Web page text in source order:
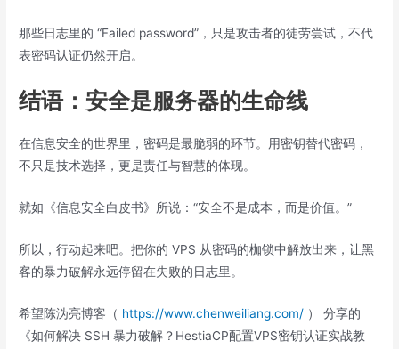
那些日志里的 “Failed password”，只是攻击者的徒劳尝试，不代
表密码认证仍然开启。
结语：安全是服务器的生命线
在信息安全的世界里，密码是最脆弱的环节。用密钥替代密码，
不只是技术选择，更是责任与智慧的体现。
就如《信息安全白皮书》所说：“安全不是成本，而是价值。”
所以，行动起来吧。把你的 VPS 从密码的枷锁中解放出来，让黑
客的暴力破解永远停留在失败的日志里。
希望陈沩亮博客（ https://www.chenweiliang.com/ ） 分享的
《如何解决 SSH 暴力破解？HestiaCP配置VPS密钥认证实战教